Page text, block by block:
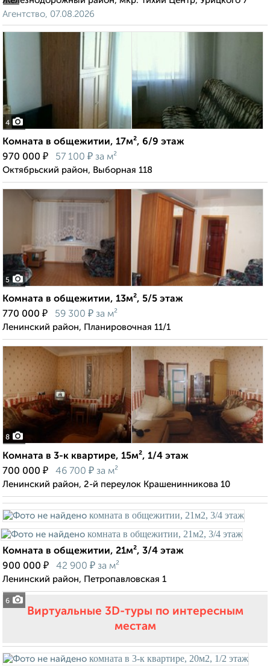
Агентство, 07.08.2026
4
Комната в общежитии, 17м², 6/9 этаж
970 000 ₽ 57 100 ₽ за м²
Октябрьский район, Выборная 118
5
Комната в общежитии, 13м², 5/5 этаж
770 000 ₽ 59 300 ₽ за м²
Ленинский район, Планировочная 11/1
8
Комната в 3-к квартире, 15м², 1/4 этаж
700 000 ₽ 46 700 ₽ за м²
Ленинский район, 2-й переулок Крашенинникова 10
6
Комната в общежитии, 21м², 3/4 этаж
900 000 ₽ 42 900 ₽ за м²
Ленинский район, Петропавловская 1
Виртуальные 3D-туры по интересным
местам